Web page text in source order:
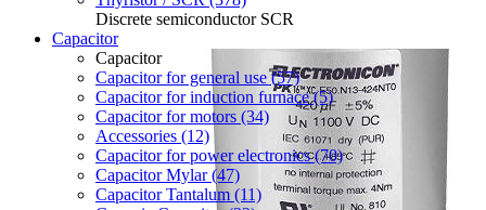
Discrete semiconductor SCR
Capacitor
Capacitor
Capacitor for general use (57)
Capacitor for induction furnace (5)
Capacitor for motors (34)
Accessories (12)
Capacitor for power electronics (70)
Capacitor Mylar (47)
Capacitor Tantalum (11)